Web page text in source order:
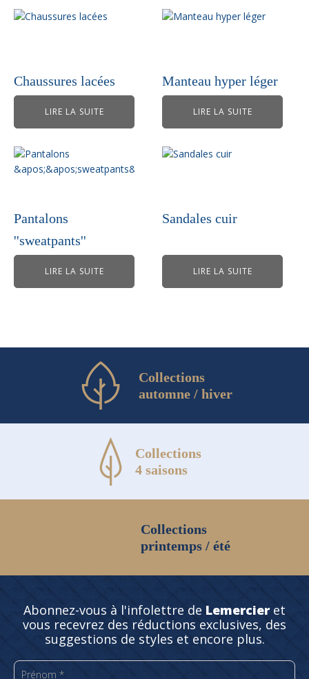
Chaussures lacées
LIRE LA SUITE
Manteau hyper léger
LIRE LA SUITE
Pantalons
''sweatpants''
LIRE LA SUITE
Sandales cuir
LIRE LA SUITE
Collections
automne / hiver
Collections
4 saisons
Collections
printemps / été
Abonnez-vous à l'infolettre de Lemercier et
vous recevrez des réductions exclusives, des
suggestions de styles et encore plus.